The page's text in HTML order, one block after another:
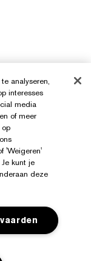
analyseren,
interesses
media
of meer
'Weigeren'
kunt je
deze